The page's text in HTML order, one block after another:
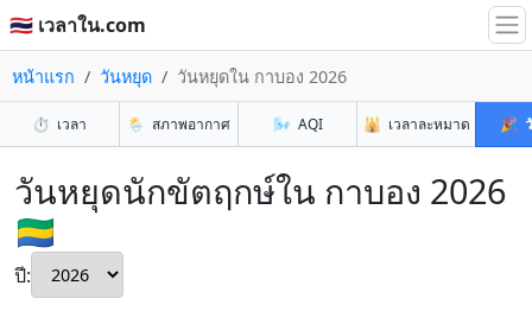
🇹🇭 เวลาใน.com
หน้าแรก วันหยุด วันหยุดใน กาบอง 2026
⏱️ เวลา 🌦️ สภาพอากาศ 🌬️ AQI 🕌 เวลาละหมาด 🎉
วันหยุดนักขัตฤกษ์ใน กาบอง 2026
🇬🇦
ปี: